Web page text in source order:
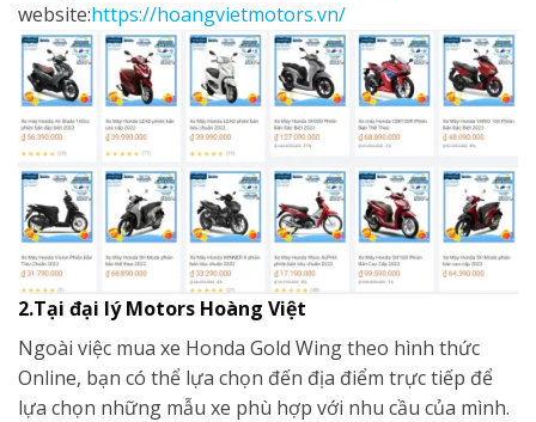
website:https://hoangvietmotors.vn/
2.Tại đại lý Motors Hoàng Việt
Ngoài việc mua xe Honda Gold Wing theo hình thức
Online, bạn có thể lựa chọn đến địa điểm trực tiếp để
lựa chọn những mẫu xe phù hợp với nhu cầu của mình.